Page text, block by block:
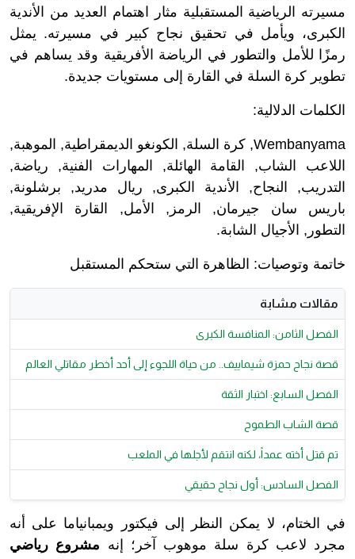
مسيرته الرياضية المستقبلية مثار اهتمام العديد من الأندية
الكبرى، ويأمل في تحقيق نجاح كبير في مسيرته. يمثل
رمزًا للأمل والتطور في الرياضة الأفريقية وقد يساهم في
تطوير كرة السلة في القارة إلى مستويات جديدة.
الكلمات الدلالية:
Wembanyama, كرة السلة, الكونغو الديمقراطية, الموهبة,
اللاعب الشاب, القامة الهائلة, المهارات الفنية, رياضة,
التدريب, النجاح, الأندية الكبرى, ريال مدريد, برشلونة,
باريس سان جيرمان, الرمز, الأمل, القارة الإفريقية,
التطور, الأجيال الشابة.
خاتمة وتوصيات: الظاهرة التي ستحكم المستقبل
مقالات مشابة
الفصل الثامن: المنافسة الكبرى
قصة نجاح حمزة شيماييف.. من حياة اللجوء إلى أحد أخطر مقاتلي العالم
الفصل السابع: اختبار الثقة
قصة الشاب الطموح
تم قتل أخته عمداً، لكنه انتقم لأجلها في الملعب
الفصل السادس: أول نجاح حقيقي
في الختام، لا يمكن النظر إلى فيكتور ويمبانياما على أنه
مجرد لاعب كرة سلة موهوب آخر؛ إنه مشروع رياضي